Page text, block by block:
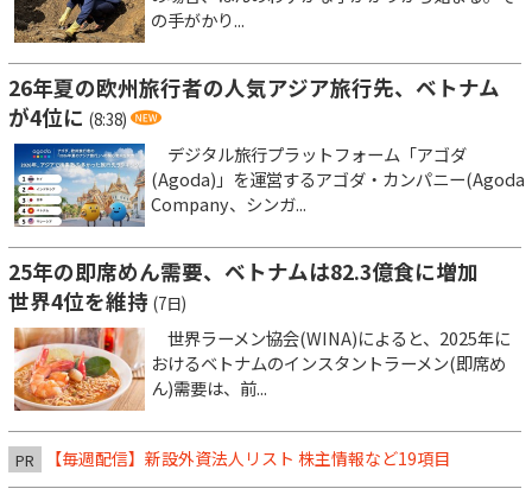
の手がかり...
26年夏の欧州旅行者の人気アジア旅行先、ベトナム
が4位に (8:38)
デジタル旅行プラットフォーム「アゴダ
(Agoda)」を運営するアゴダ・カンパニー(Agoda
Company、シンガ...
25年の即席めん需要、ベトナムは82.3億食に増加
世界4位を維持 (7日)
世界ラーメン協会(WINA)によると、2025年に
おけるベトナムのインスタントラーメン(即席め
ん)需要は、前...
PR 【毎週配信】新設外資法人リスト 株主情報など19項目